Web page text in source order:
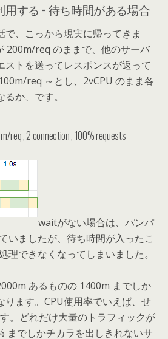
する = 待ち時間がある場合
で、こっから現実に帰ってきま
200m/req のままで、他のサーバ
ストを送ってレスポンスが返って
req ～とし、2vCPU のまま各
か、です。
req , 2 connection , 100% requests
waitがない場合は、パンパ
いましたが、待ち時間が入ったこ
理できなくなってしまいました。
あるものの 1400m までしか
ります。CPU使用率でいえば、せ
。どれだけ大量のトラフィックが
までしかチカラを出しきれないサ